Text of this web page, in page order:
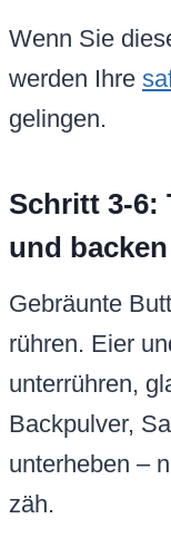
unterheben –
zäh.
glatt
Textur).
bis Ränder
Zahnstocher:
Vollständig
Perfekt saftig.